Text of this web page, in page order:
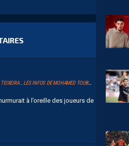
TÉJI SAVANIER, BRYAN TEIXEIRA… LES INFOS DE MOHAMED TOUBACHE-TER
à l’oreille des joueurs de